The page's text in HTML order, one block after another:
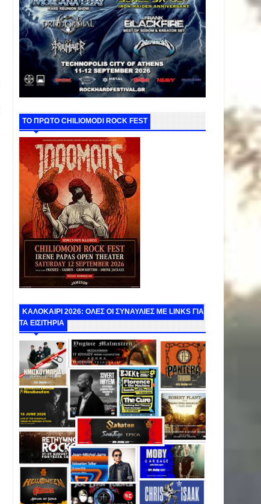
ΤΟ ΠΡΩΤΟ CHILIOMODI ROCK FEST
ΚΑΛΟΚΑΙΡΙ 2026: ΟΛΕΣ ΟΙ ΣΥΝΑΥΛΙΕΣ ΜΕ LINKS ΓΙΑ
ΤΑ ΕΙΣΙΤΗΡΙΑ